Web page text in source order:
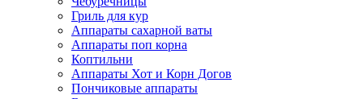
Гриль для кур
Аппараты сахарной ваты
Аппараты поп корна
Коптильни
Аппараты Хот и Корн Догов
Пончиковые аппараты